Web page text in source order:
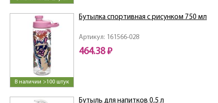
В наличии >100 штук
Артикул: 161566-028
Бутылка спортивная с рисунком 750 мл
464.38 ₽
Бутыль для напитков 0,5 л